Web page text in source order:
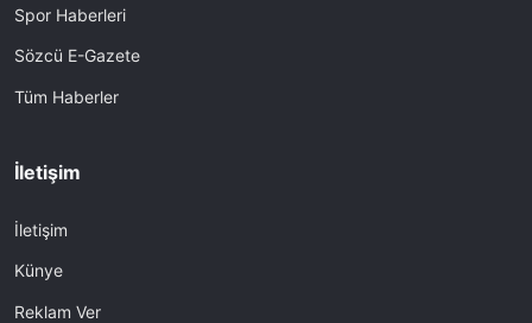
Spor Haberleri
Sözcü E-Gazete
Tüm Haberler
İletişim
İletişim
Künye
Reklam Ver